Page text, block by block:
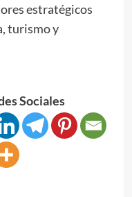
estratégicos
turismo y
Sociales